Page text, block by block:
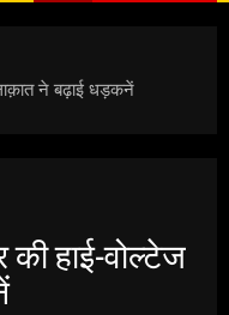
ने बढ़ाई धड़कनें
की हाई-वोल्टेज